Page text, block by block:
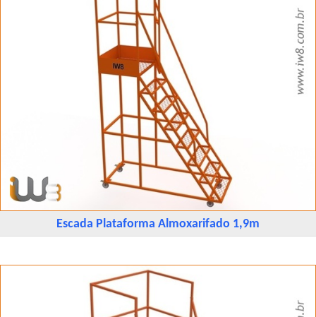
Escada Plataforma Almoxarifado 1,9m